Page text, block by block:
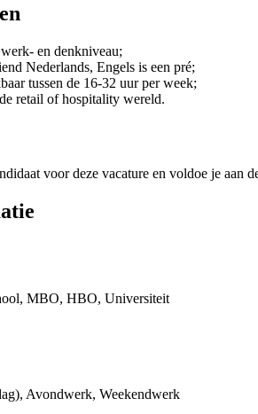
en denkniveau;
Nederlands, Engels is een pré;
tussen de 16-32 uur per week;
retail of hospitality wereld.
voor deze vacature en voldoe je aan
MBO, HBO, Universiteit
Avondwerk, Weekendwerk